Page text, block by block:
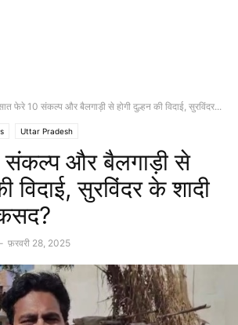
फेरे 10 संकल्प और बैलगाड़ी से होगी दुल्हन की विदाई, सुरविंदर...
Uttar Pradesh
और बैलगाड़ी से
विदाई, सुरविंदर के शादी
- फ़रवरी 28, 2025